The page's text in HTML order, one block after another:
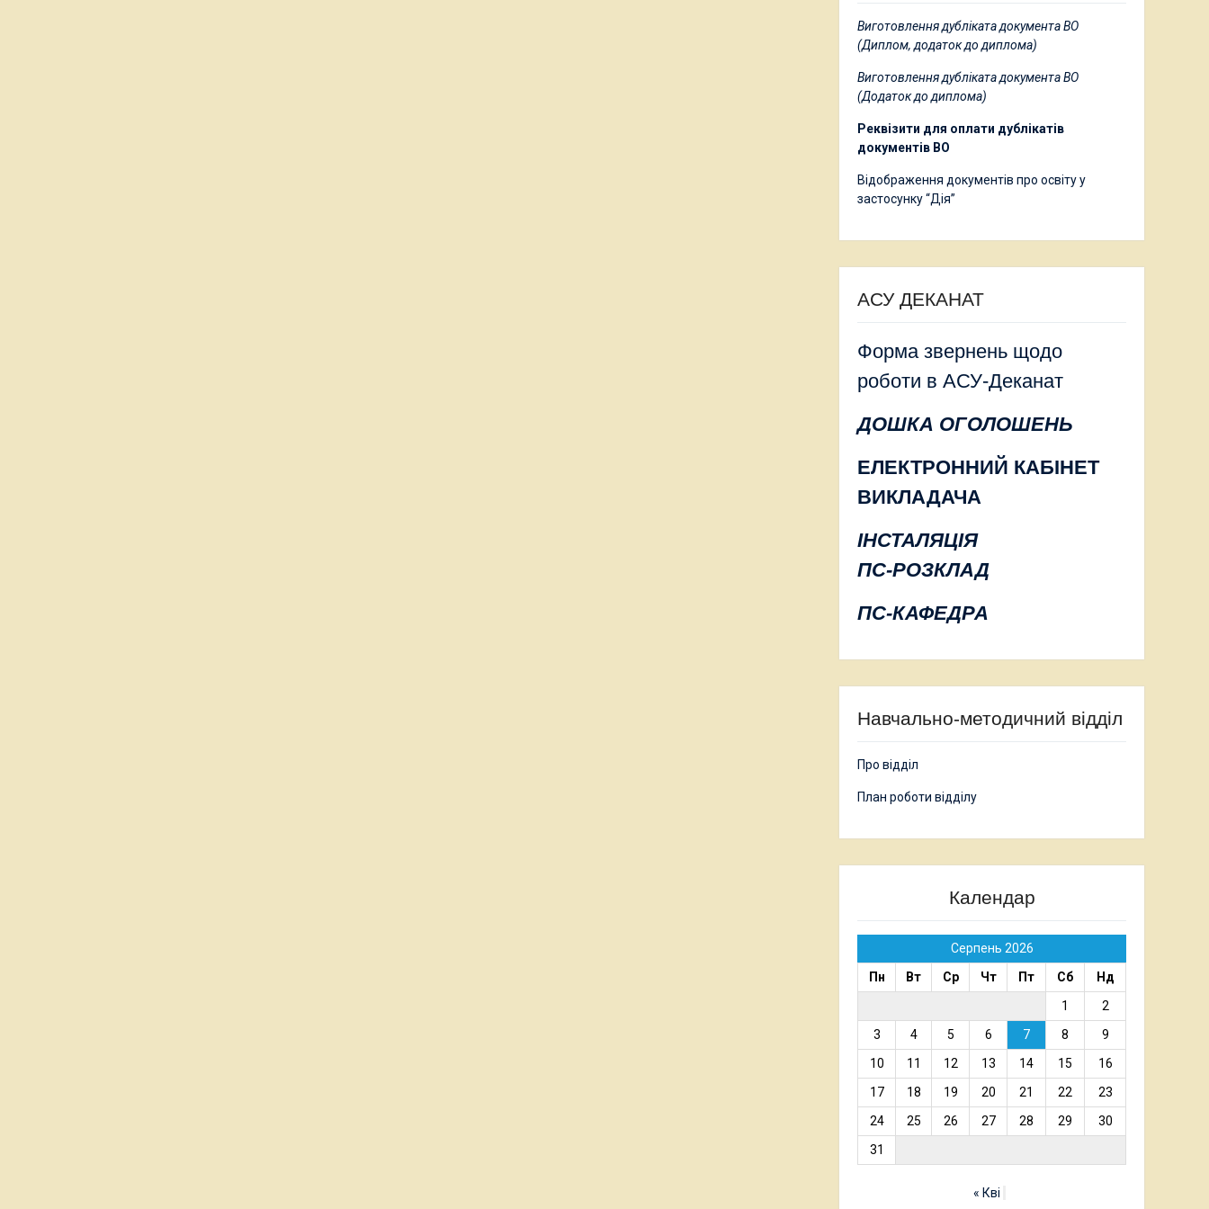
Виготовлення дубліката документа ВО
(Диплом, додаток до диплома)
Виготовлення дубліката документа ВО
(Додаток до диплома)
Реквізити для оплати дублікатів
документів ВО
Відображення документів про освіту у
застосунку “Дія”
АСУ ДЕКАНАТ
Форма звернень щодо
роботи в АСУ-Деканат
ДОШКА ОГОЛОШЕНЬ
ЕЛЕКТРОННИЙ КАБІНЕТ
ВИКЛАДАЧА
ІНСТАЛЯЦІЯ
ПС-РОЗКЛАД
ПС-КАФЕДРА
Навчально-методичний відділ
Про відділ
План роботи відділу
Календар
Серпень 2026
Пн
Вт Ср Чт Пт Сб
Нд
1
2
3
4 5 6 7 8
9
10
11 12 13 14 15
16
17
18 19 20 21 22
23
24
25 26 27 28 29
30
31
« Кві